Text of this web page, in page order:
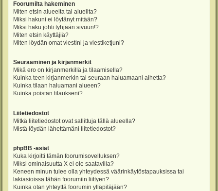
Foorumilta hakeminen
Miten etsin alueelta tai alueilta?
Miksi hakuni ei löytänyt mitään?
Miksi haku johti tyhjään sivuun!?
Miten etsin käyttäjiä?
Miten löydän omat viestini ja viestiketjuni?
Seuraaminen ja kirjanmerkit
Mikä ero on kirjanmerkillä ja tilaamisella?
Kuinka teen kirjanmerkin tai seuraan haluamaani aihetta?
Kuinka tilaan haluamani alueen?
Kuinka poistan tilaukseni?
Liitetiedostot
Mitkä liitetiedostot ovat sallittuja tällä alueella?
Mistä löydän lähettämäni liitetiedostot?
phpBB -asiat
Kuka kirjoitti tämän foorumisovelluksen?
Miksi ominaisuutta X ei ole saatavilla?
Keneen minun tulee olla yhteydessä väärinkäytöstapauksissa tai
lakiasioissa tähän foorumiin liittyen?
Kuinka otan yhteyttä foorumin ylläpitäjään?